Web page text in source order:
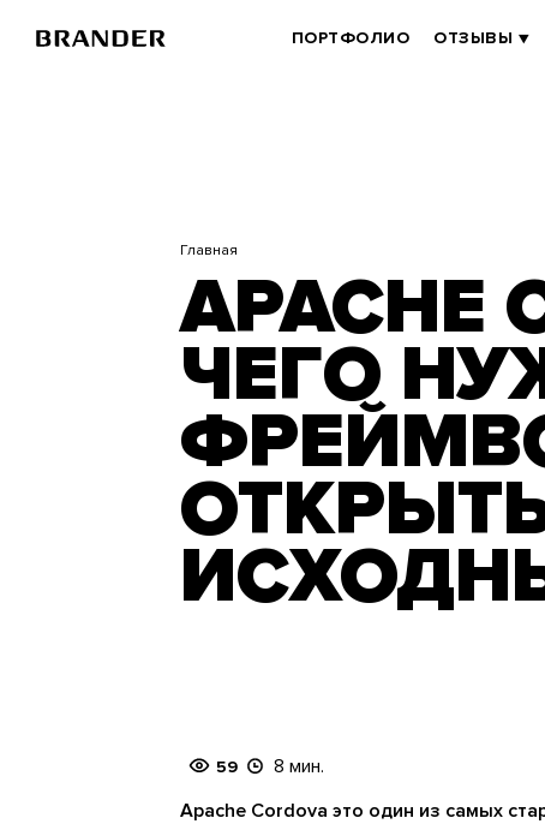
BRANDER
ПОРТФОЛИО ОТЗЫВЫ
Главная
APACHE
ЧЕГО
59 8 мин.
Apache Cordova это один из самых